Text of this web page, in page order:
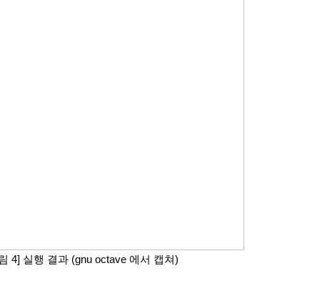
4] 실행 결과 (gnu octave 에서 캡쳐)